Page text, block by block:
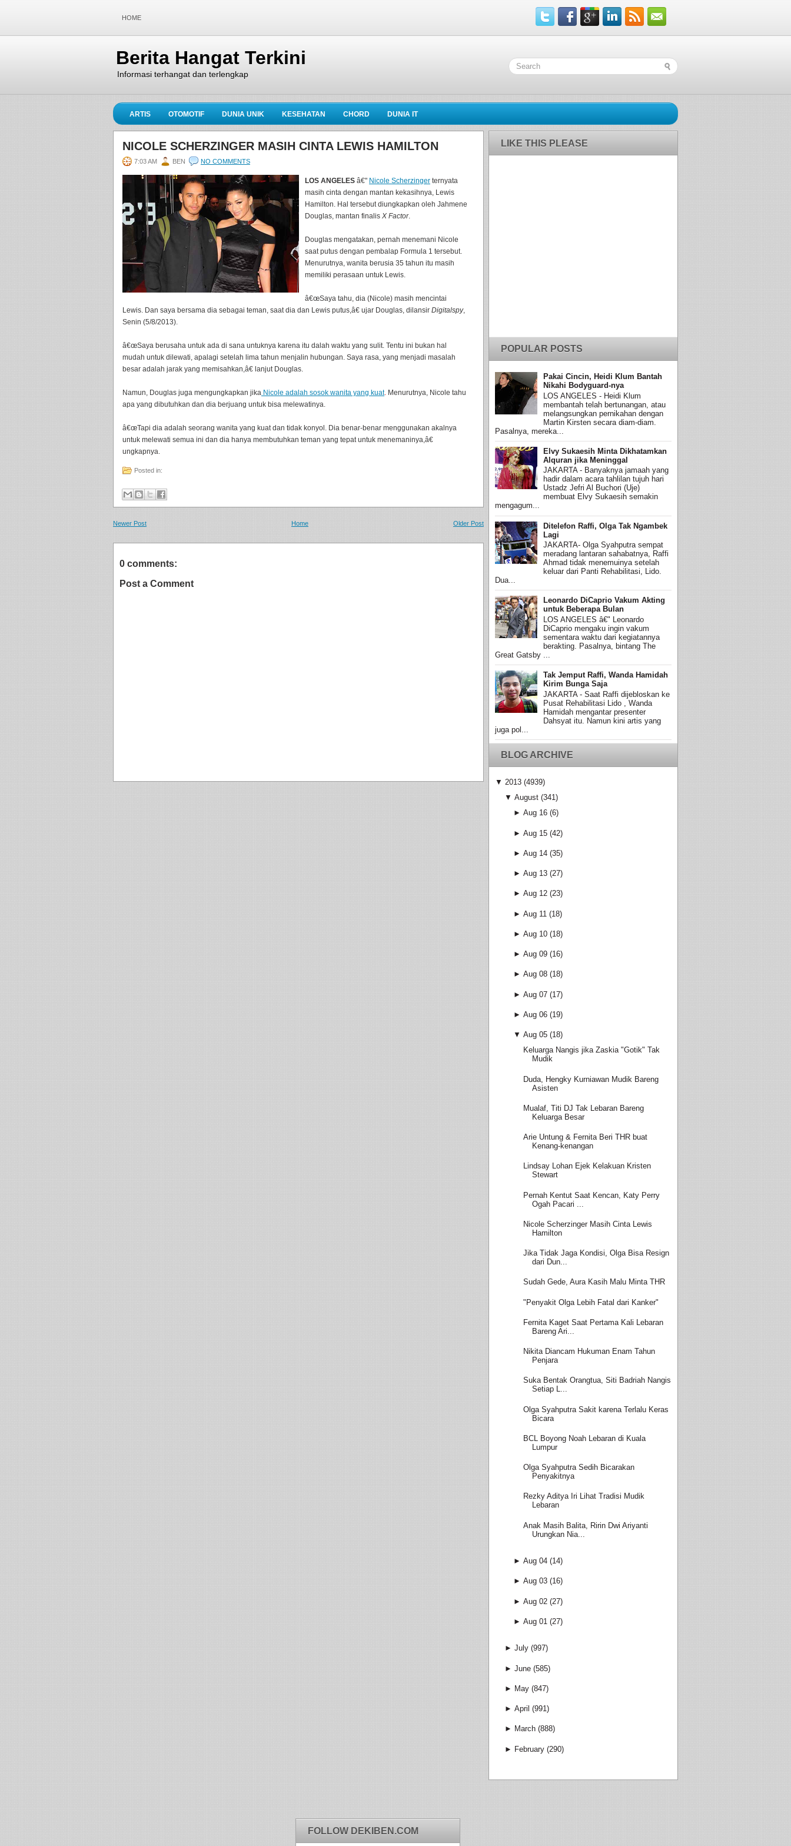
HOME
Berita Hangat Terkini
Informasi terhangat dan terlengkap
ARTIS OTOMOTIF DUNIA UNIK KESEHATAN CHORD DUNIA IT
NICOLE SCHERZINGER MASIH CINTA LEWIS HAMILTON
7:03 AM BEN NO COMMENTS
LOS ANGELES â€" Nicole Scherzinger ternyata
masih cinta dengan mantan kekasihnya, Lewis
Hamilton. Hal tersebut diungkapkan oleh Jahmene
Douglas, mantan finalis X Factor.
Douglas mengatakan, pernah menemani Nicole
saat putus dengan pembalap Formula 1 tersebut.
Menurutnya, wanita berusia 35 tahun itu masih
memiliki perasaan untuk Lewis.
â€œSaya tahu, dia (Nicole) masih mencintai
Lewis. Dan saya bersama dia sebagai teman, saat dia dan Lewis putus,â€ ujar Douglas, dilansir Digitalspy,
Senin (5/8/2013).
â€œSaya berusaha untuk ada di sana untuknya karena itu dalah waktu yang sulit. Tentu ini bukan hal
mudah untuk dilewati, apalagi setelah lima tahun menjalin hubungan. Saya rasa, yang menjadi masalah
besar adalah jarak yang memisahkan,â€ lanjut Douglas.
Namun, Douglas juga mengungkapkan jika Nicole adalah sosok wanita yang kuat. Menurutnya, Nicole tahu
apa yang dibutuhkan dan dia berjuang untuk bisa melewatinya.
â€œTapi dia adalah seorang wanita yang kuat dan tidak konyol. Dia benar-benar menggunakan akalnya
untuk melewati semua ini dan dia hanya membutuhkan teman yang tepat untuk menemaninya,â€
ungkapnya.
Posted in:
Newer Post Older Post
Home
0 comments:
Post a Comment
LIKE THIS PLEASE
POPULAR POSTS
Pakai Cincin, Heidi Klum Bantah
Nikahi Bodyguard-nya
LOS ANGELES - Heidi Klum
membantah telah bertunangan, atau
melangsungkan pernikahan dengan
Martin Kirsten secara diam-diam.
Pasalnya, mereka...
Elvy Sukaesih Minta Dikhatamkan
Alquran jika Meninggal
JAKARTA - Banyaknya jamaah yang
hadir dalam acara tahlilan tujuh hari
Ustadz Jefri Al Buchori (Uje)
membuat Elvy Sukaesih semakin
mengagum...
Ditelefon Raffi, Olga Tak Ngambek
Lagi
JAKARTA- Olga Syahputra sempat
meradang lantaran sahabatnya, Raffi
Ahmad tidak menemuinya setelah
keluar dari Panti Rehabilitasi, Lido.
Dua...
Leonardo DiCaprio Vakum Akting
untuk Beberapa Bulan
LOS ANGELES â€" Leonardo
DiCaprio mengaku ingin vakum
sementara waktu dari kegiatannya
berakting. Pasalnya, bintang The
Great Gatsby ...
Tak Jemput Raffi, Wanda Hamidah
Kirim Bunga Saja
JAKARTA - Saat Raffi dijebloskan ke
Pusat Rehabilitasi Lido , Wanda
Hamidah mengantar presenter
Dahsyat itu. Namun kini artis yang
juga pol...
BLOG ARCHIVE
▼ 2013 (4939)
▼ August (341)
►Aug 16 (6)
►Aug 15 (42)
►Aug 14 (35)
►Aug 13 (27)
►Aug 12 (23)
►Aug 11 (18)
►Aug 10 (18)
►Aug 09 (16)
►Aug 08 (18)
►Aug 07 (17)
►Aug 06 (19)
▼Aug 05 (18)
Keluarga Nangis jika Zaskia "Gotik" Tak
Mudik
Duda, Hengky Kurniawan Mudik Bareng
Asisten
Mualaf, Titi DJ Tak Lebaran Bareng
Keluarga Besar
Arie Untung & Fernita Beri THR buat
Kenang-kenangan
Lindsay Lohan Ejek Kelakuan Kristen
Stewart
Pernah Kentut Saat Kencan, Katy Perry
Ogah Pacari ...
Nicole Scherzinger Masih Cinta Lewis
Hamilton
Jika Tidak Jaga Kondisi, Olga Bisa Resign
dari Dun...
Sudah Gede, Aura Kasih Malu Minta THR
"Penyakit Olga Lebih Fatal dari Kanker"
Fernita Kaget Saat Pertama Kali Lebaran
Bareng Ari...
Nikita Diancam Hukuman Enam Tahun
Penjara
Suka Bentak Orangtua, Siti Badriah Nangis
Setiap L...
Olga Syahputra Sakit karena Terlalu Keras
Bicara
BCL Boyong Noah Lebaran di Kuala
Lumpur
Olga Syahputra Sedih Bicarakan
Penyakitnya
Rezky Aditya Iri Lihat Tradisi Mudik
Lebaran
Anak Masih Balita, Ririn Dwi Ariyanti
Urungkan Nia...
►Aug 04 (14)
►Aug 03 (16)
►Aug 02 (27)
►Aug 01 (27)
► July (997)
► June (585)
► May (847)
► April (991)
► March (888)
► February (290)
FOLLOW DEKIBEN.COM